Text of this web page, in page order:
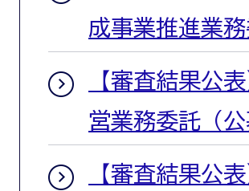
成事業推進業
【審査結果公
営業務委託（
【審査結果公